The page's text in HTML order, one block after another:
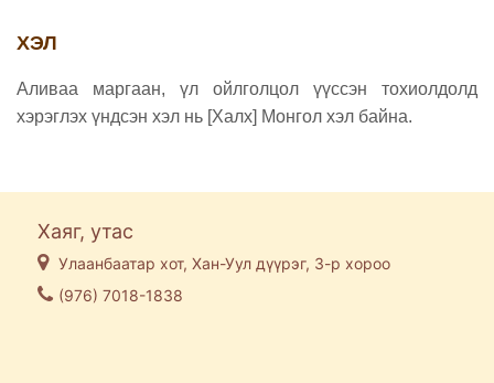
ХЭЛ
Аливаа маргаан, үл ойлголцол үүссэн тохиолдолд
хэрэглэх үндсэн хэл нь [Халх] Монгол хэл байна.
Хаяг, утас
Улаанбаатар хот, Хан-Уул дүүрэг, 3-р хороо
(976) 7018-1838